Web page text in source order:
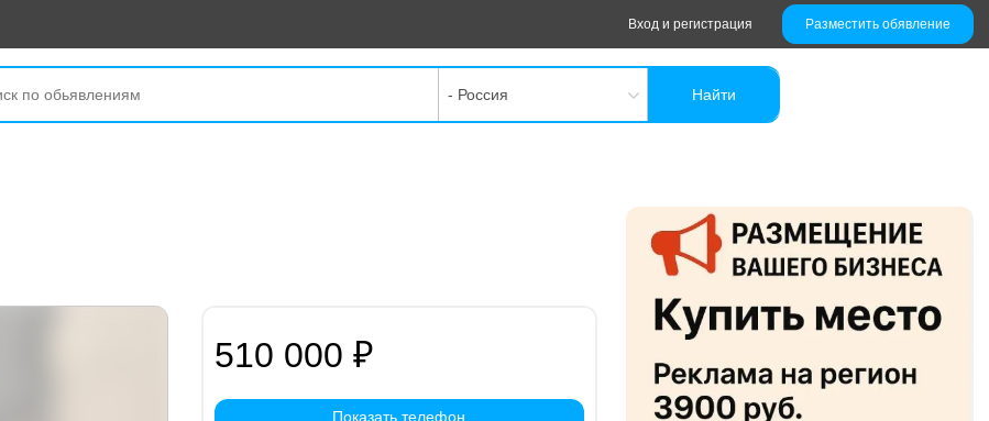
Вход и регистрация Разместить обявление
- Россия Найти
510 000 ₽
Показать телефон